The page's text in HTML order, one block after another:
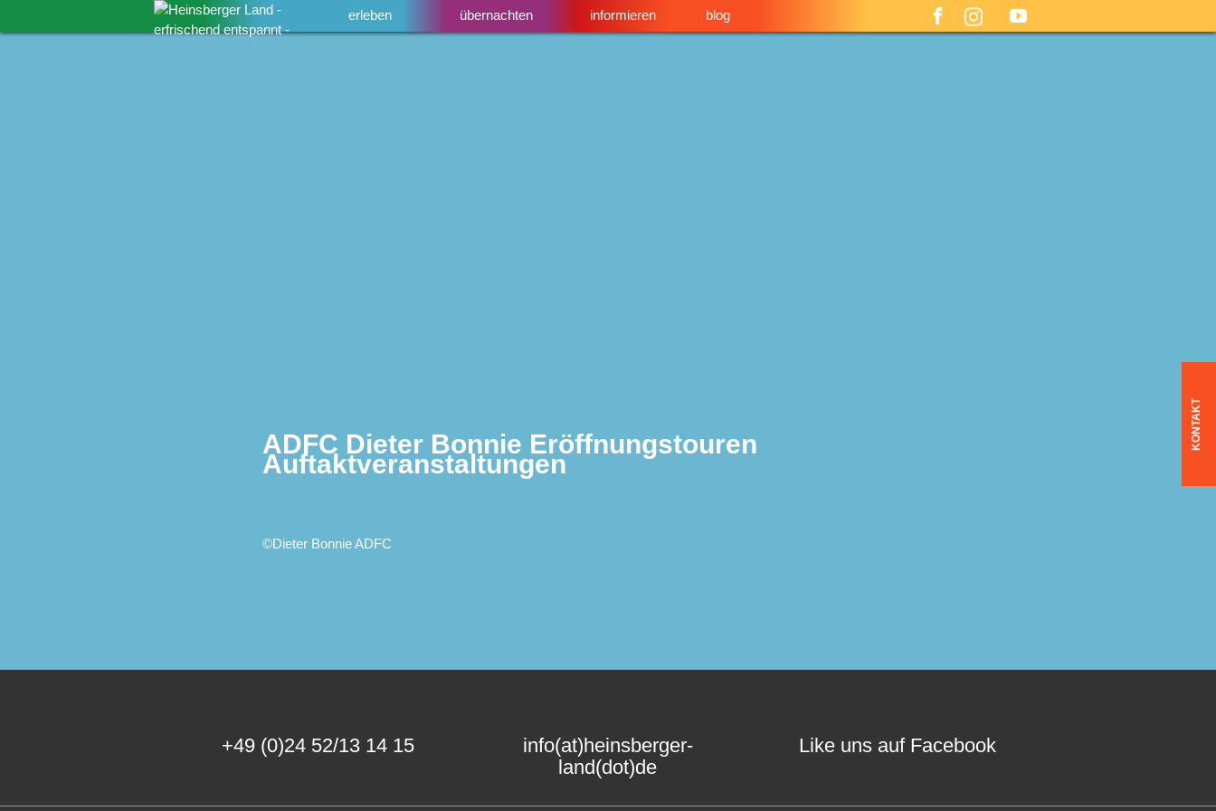
erleben übernachten informieren blog
KONTAKT
ADFC Dieter Bonnie Eröffnungstouren
Auftaktveranstaltungen
©Dieter Bonnie ADFC
+49 (0)24 52/13 14 15
info(at)heinsberger-
land(dot)de
Like uns auf Facebook